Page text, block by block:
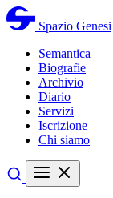
Spazio Genesi
Semantica
Biografie
Archivio
Diario
Servizi
Iscrizione
Chi siamo